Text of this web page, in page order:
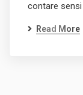
contare sensi
Read More